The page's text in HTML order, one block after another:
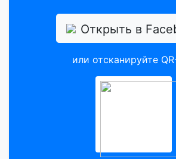
Открыть в
или отсканируйте